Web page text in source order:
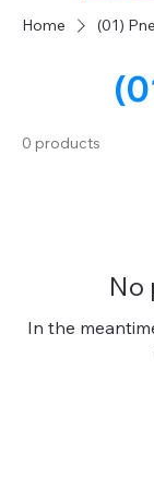
Home (01)
0 products
No
In the